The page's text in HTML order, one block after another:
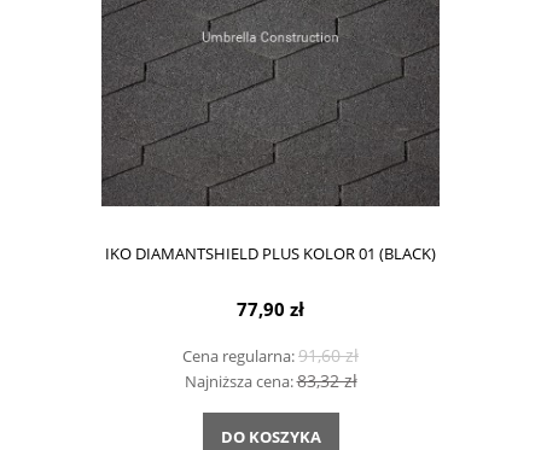
IKO DIAMANTSHIELD PLUS KOLOR 01 (BLACK)
77,90 zł
Cena regularna:91,60 zł
Najniższa cena:83,32 zł
DO KOSZYKA